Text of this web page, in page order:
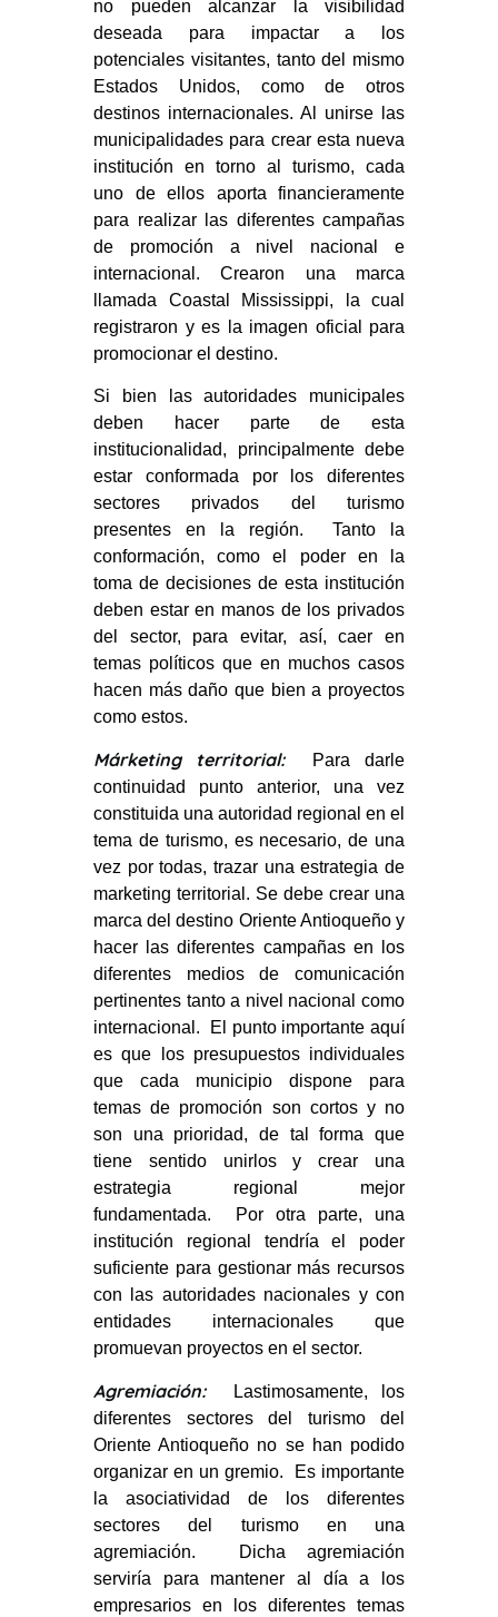
no pueden alcanzar la visibilidad
deseada para impactar a los
potenciales visitantes, tanto del mismo
Estados Unidos, como de otros
destinos internacionales. Al unirse las
municipalidades para crear esta nueva
institución en torno al turismo, cada
uno de ellos aporta financieramente
para realizar las diferentes campañas
de promoción a nivel nacional e
internacional. Crearon una marca
llamada Coastal Mississippi, la cual
registraron y es la imagen oficial para
promocionar el destino.
Si bien las autoridades municipales
deben hacer parte de esta
institucionalidad, principalmente debe
estar conformada por los diferentes
sectores privados del turismo
presentes en la región. Tanto la
conformación, como el poder en la
toma de decisiones de esta institución
deben estar en manos de los privados
del sector, para evitar, así, caer en
temas políticos que en muchos casos
hacen más daño que bien a proyectos
como estos.
Márketing territorial:
Para darle
continuidad punto anterior, una vez
constituida una autoridad regional en el
tema de turismo, es necesario, de una
vez por todas, trazar una estrategia de
marketing territorial. Se debe crear una
marca del destino Oriente Antioqueño y
hacer las diferentes campañas en los
diferentes medios de comunicación
pertinentes tanto a nivel nacional como
internacional. El punto importante aquí
es que los presupuestos individuales
que cada municipio dispone para
temas de promoción son cortos y no
son una prioridad, de tal forma que
tiene sentido unirlos y crear una
estrategia regional mejor
fundamentada. Por otra parte, una
institución regional tendría el poder
suficiente para gestionar más recursos
con las autoridades nacionales y con
entidades internacionales que
promuevan proyectos en el sector.
Agremiación:
Lastimosamente, los
diferentes sectores del turismo del
Oriente Antioqueño no se han podido
organizar en un gremio. Es importante
la asociatividad de los diferentes
sectores del turismo en una
agremiación. Dicha agremiación
serviría para mantener al día a los
empresarios en los diferentes temas